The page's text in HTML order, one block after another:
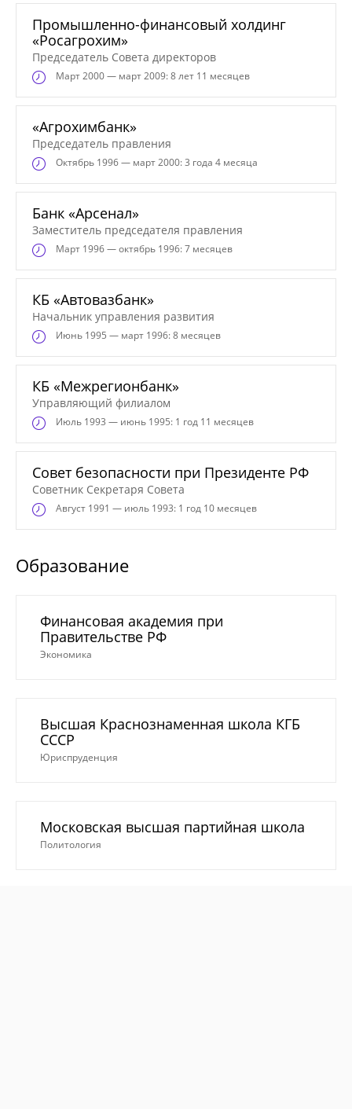
Промышленно-финансовый холдинг
«Росагрохим»
Председатель Совета директоров
Март2000 — март 2009: 8 лет 11 месяцев
«Агрохимбанк»
Председатель правления
Октябрь 1996 — март 2000: 3 года 4 месяца
Банк «Арсенал»
Заместитель председателя правления
Март 1996 — октябрь 1996: 7 месяцев
КБ «Автовазбанк»
Начальник управления развития
Июнь 1995 — март 1996: 8 месяцев
КБ «Межрегионбанк»
Управляющий филиалом
Июль 1993 — июнь 1995: 1 год 11 месяцев
Совет безопасности при Президенте РФ
Советник Секретаря Совета
Август 1991 — июль 1993: 1 год 10 месяцев
Образование
Финансовая академия при
Правительстве РФ
Экономика
Высшая Краснознаменная школа КГБ
СССР
Юриспруденция
Московская высшая партийная школа
Политология